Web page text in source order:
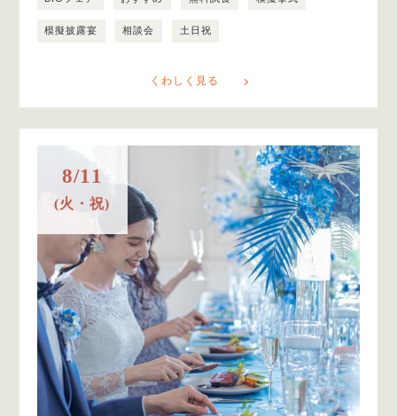
模擬披露宴 相談会 土日祝
くわしく見る
8/11
(火・祝)